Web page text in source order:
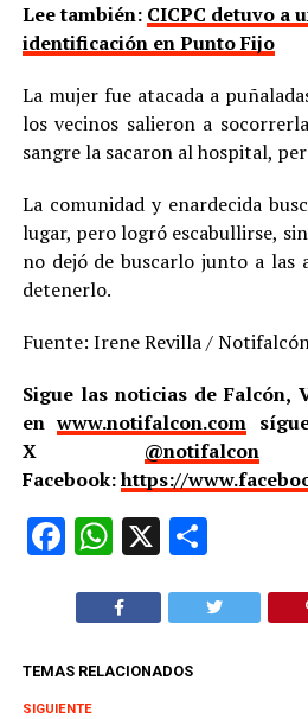
Lee también: CICPC detuvo a
identificación en Punto Fijo
La mujer fue atacada a
los vecinos salieron a
sangre la sacaron al hospital,
La comunidad y enardecida
lugar, pero logró escabullirse,
no dejó de buscarlo junto a las
detenerlo.
Fuente: Irene Revilla /
Sigue las noticias de Falcón,
enwww.notifalcon.com
X @notifalcon
Facebook:https://
Facebook
WhatsApp
X
TEMAS RELACIONADOS
SIGUIENTE